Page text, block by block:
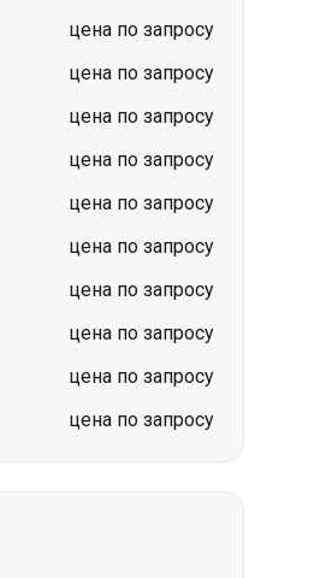
цена по запросу
цена по запросу
цена по запросу
цена по запросу
цена по запросу
цена по запросу
цена по запросу
цена по запросу
цена по запросу
цена по запросу